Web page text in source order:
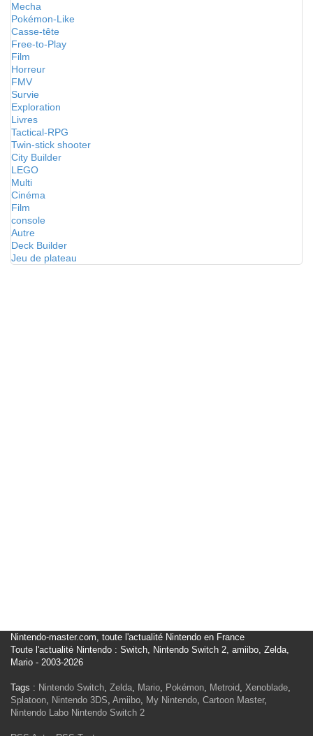
Mecha
Pokémon-Like
Casse-tête
Free-to-Play
Film
Horreur
FMV
Survie
Exploration
Livres
Tactical-RPG
Twin-stick shooter
City Builder
LEGO
Multi
Cinéma
Film
console
Autre
Deck Builder
Jeu de plateau
Nintendo-master.com, toute l'actualité Nintendo en France
Toute l'actualité Nintendo : Switch, Nintendo Switch 2, amiibo, Zelda,
Mario - 2003-2026
Tags : Nintendo Switch, Zelda, Mario, Pokémon, Metroid, Xenoblade,
Splatoon, Nintendo 3DS, Amiibo, My Nintendo, Cartoon Master,
Nintendo Labo Nintendo Switch 2